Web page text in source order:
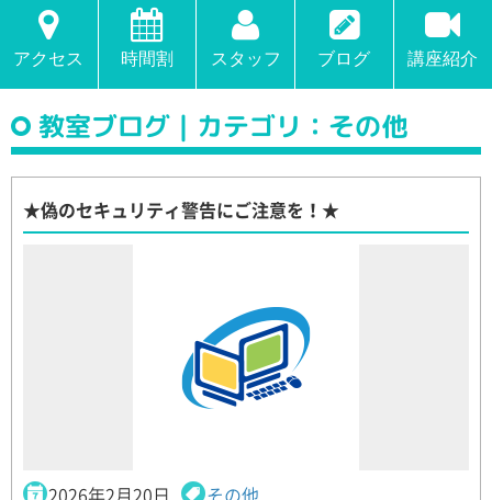
アクセス 時間割 スタッフ ブログ 講座紹介
教室ブログ｜カテゴリ：その他
★偽のセキュリティ警告にご注意を！★
2026年2月20日 その他